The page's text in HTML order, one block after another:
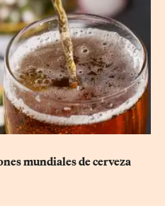
mundiales de cerveza